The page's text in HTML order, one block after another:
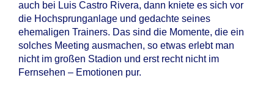
auch bei Luis Castro Rivera, dann kniete es sich vor
die Hochsprunganlage und gedachte seines
ehemaligen Trainers. Das sind die Momente, die ein
solches Meeting ausmachen, so etwas erlebt man
nicht im großen Stadion und erst recht nicht im
Fernsehen – Emotionen pur.